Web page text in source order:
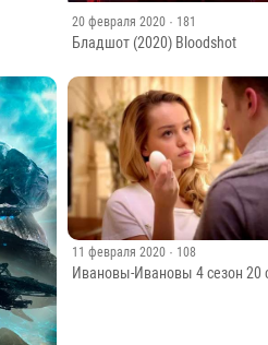
20 февраля 2020 · 181
Бладшот (2020) Bloodshot